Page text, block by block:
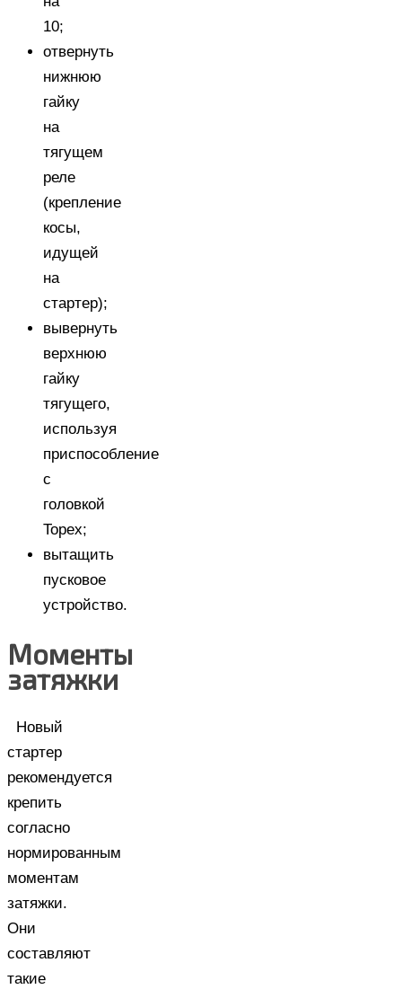
10;
отвернуть
нижнюю
гайку
на
тягущем
реле
(крепление
косы,
идущей
на
стартер);
вывернуть
верхнюю
гайку
тягущего,
используя
приспособление
с
головкой
Topex;
вытащить
пусковое
устройство.
Моменты
затяжки
Новый
стартер
рекомендуется
крепить
согласно
нормированным
моментам
затяжки.
Они
составляют
такие